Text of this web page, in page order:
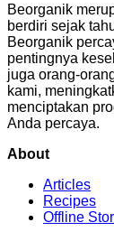
Beorganik
berdiri sejak
Beorganik
pentingnya
juga orang-
kami,
menciptakan
Anda percaya.
About
Articles
Recipes
Offline